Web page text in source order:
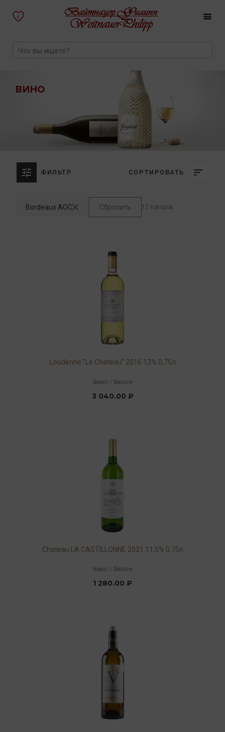
0
ВИНО
ФИЛЬТР СОРТИРОВАТЬ
Bordeaux AOC Сбросить 17 товаров
Loudenne "Le Chateau" 2016 13% 0,75л
Вино / белое
3 040.00 ₽
Chateau LA CASTILLONNE 2021 11,5% 0,75л
Вино / белое
1 280.00 ₽